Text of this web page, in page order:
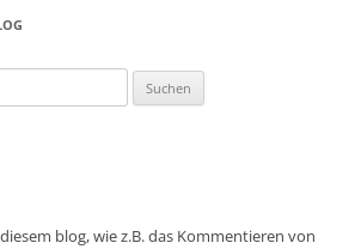
blog, wie z.B. das Kommentieren von